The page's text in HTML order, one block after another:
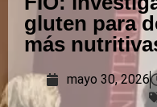
gluten para
más
mayo 30, 2026